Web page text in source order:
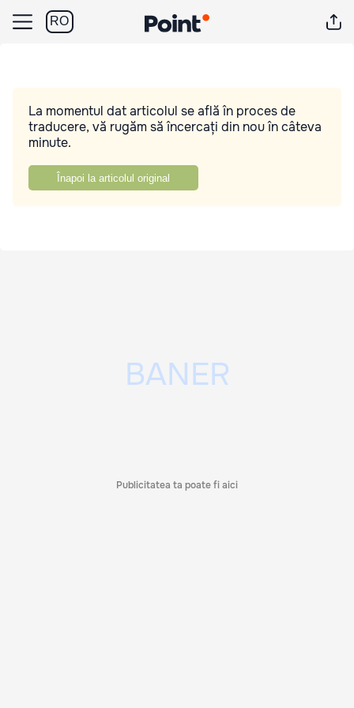
RO
La momentul dat articolul se află în proces de
traducere, vă rugăm să încercați din nou în câteva
minute.
Înapoi la articolul original
Publicitatea ta poate fi aici